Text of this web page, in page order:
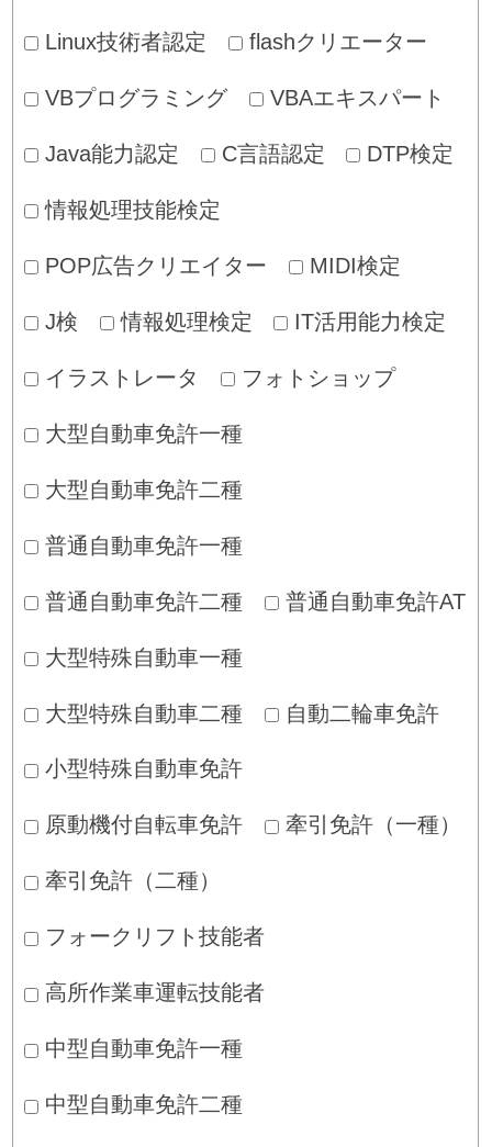
Linux技術者認定 flashクリエーター
VBプログラミング VBAエキスパート
Java能力認定 C言語認定 DTP検定
情報処理技能検定
POP広告クリエイター MIDI検定
J検 情報処理検定 IT活用能力検定
イラストレータ フォトショップ
大型自動車免許一種
大型自動車免許二種
普通自動車免許一種
普通自動車免許二種 普通自動車免許AT
大型特殊自動車一種
大型特殊自動車二種 自動二輪車免許
小型特殊自動車免許
原動機付自転車免許 牽引免許（一種）
牽引免許（二種）
フォークリフト技能者
高所作業車運転技能者
中型自動車免許一種
中型自動車免許二種